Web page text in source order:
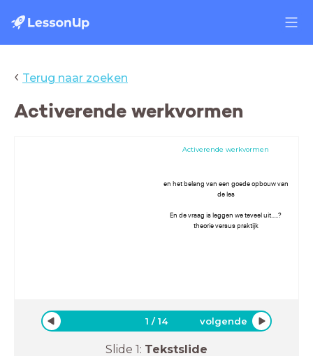
‹ Terug naar zoeken
Activerende werkvormen
Activerende werkvormen
en het belang van een goede opbouw van
de les
En de vraag is leggen we teveel uit.....?
theorie versus praktijk
1 /14 volgende
Slide 1: Tekstslide